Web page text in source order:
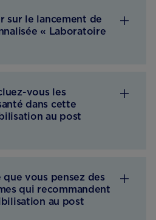
sur le lancement de
« Laboratoire
vous les
dans cette
au post
que vous pensez des
qui recommandent
au post